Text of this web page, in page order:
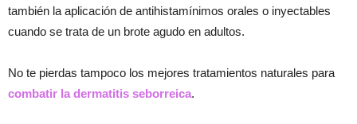
también la aplicación de antihistamínimos orales o inyectables
cuando se trata de un brote agudo en adultos.
No te pierdas tampoco los mejores tratamientos naturales para
combatir la dermatitis seborreica.